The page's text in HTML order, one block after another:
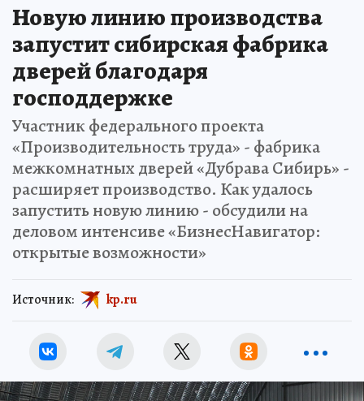
Новую линию производства
запустит сибирская фабрика
дверей благодаря
господдержке
Участник федерального проекта
«Производительность труда» - фабрика
межкомнатных дверей «Дубрава Сибирь» -
расширяет производство. Как удалось
запустить новую линию - обсудили на
деловом интенсиве «БизнесНавигатор:
открытые возможности»
Источник: kp.ru